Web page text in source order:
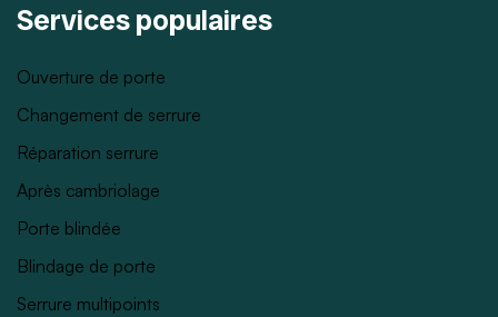
Services populaires
Ouverture de porte
Changement de serrure
Réparation serrure
Après cambriolage
Porte blindée
Blindage de porte
Serrure multipoints